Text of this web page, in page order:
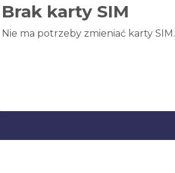
Brak karty SIM
Nie ma potrzeby zmieniać karty SIM.